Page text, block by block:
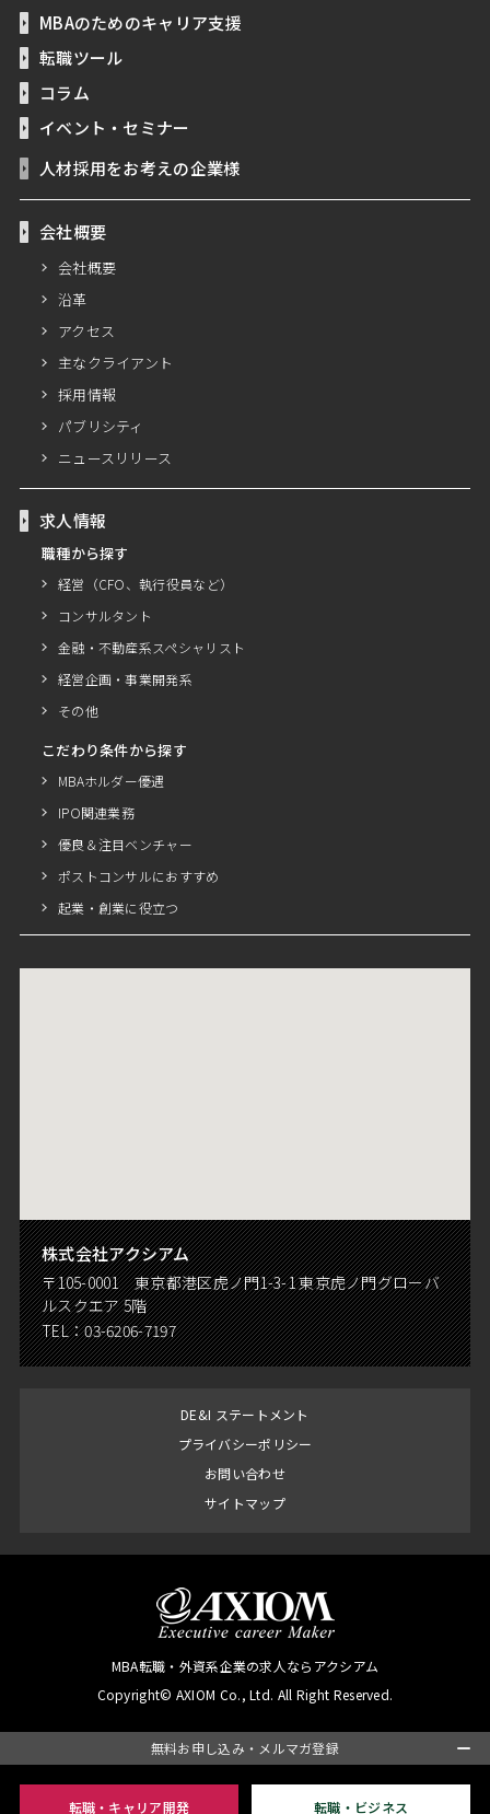
無料お申し込み・メルマガ登録
転職・キャリア開発 転職・ビジネス
MBAのためのキャリア支援
転職ツール
コラム
イベント・セミナー
人材採用をお考えの企業様
会社概要
会社概要
沿革
アクセス
主なクライアント
採用情報
パブリシティ
ニュースリリース
求人情報
職種から探す
経営（CFO、執行役員など）
コンサルタント
金融・不動産系スペシャリスト
経営企画・事業開発系
その他
こだわり条件から探す
MBAホルダー優遇
IPO関連業務
優良＆注目ベンチャー
ポストコンサルにおすすめ
起業・創業に役立つ
株式会社アクシアム
〒105-0001 東京都港区虎ノ門1-3-1 東京虎ノ門グローバ
ルスクエア 5階
TEL：03-6206-7197
DE&I ステートメント
プライバシーポリシー
お問い合わせ
サイトマップ
MBA転職・外資系企業の求人ならアクシアム
Copyright© AXIOM Co., Ltd. All Right Reserved.